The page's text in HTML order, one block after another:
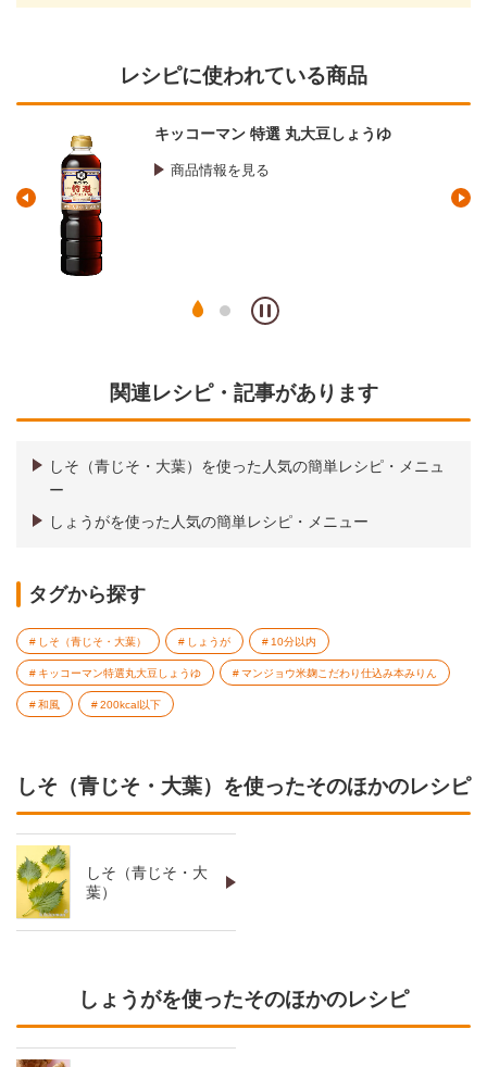
レシピに使われている商品
キッコーマン 特選 丸大豆しょうゆ
商品情報を見る
関連レシピ・記事があります
しそ（青じそ・大葉）を使った人気の簡単レシピ・メニュ
ー
しょうがを使った人気の簡単レシピ・メニュー
タグから探す
しそ（青じそ・大葉） しょうが 10分以内
キッコーマン特選丸大豆しょうゆ マンジョウ米麹こだわり仕込み本みりん
和風 200kcal以下
しそ（青じそ・大葉）を使ったそのほかのレシピ
しそ（青じそ・大
葉）
しょうがを使ったそのほかのレシピ